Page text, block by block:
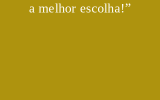
a melhor escolha!​”